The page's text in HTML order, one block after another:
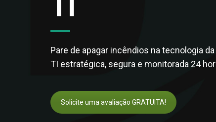
Pare de apagar incêndios na tecnologia
TI estratégica, segura e monitorada 24
Solicite uma avaliação GRATUITA!